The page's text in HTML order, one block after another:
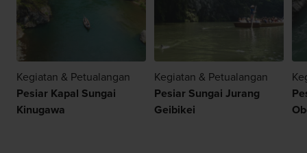
Kegiatan & Petualangan
Pesiar Kapal Sungai
Kinugawa
Kegiatan & Petualangan
Pesiar Sungai Jurang
Geibikei